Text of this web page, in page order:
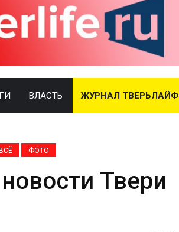
ВЛАСТЬ ЖУРНАЛ ТВЕРЬЛАЙФ
ФОТО
Твери